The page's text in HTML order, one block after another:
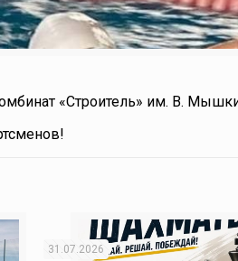
«Строитель» им. В.
31.07.2026